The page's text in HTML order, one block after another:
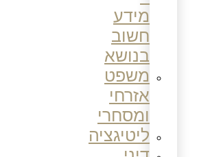
מידע
חשוב
בנושא
משפט
אזרחי
ומסחרי
ליטיגציה